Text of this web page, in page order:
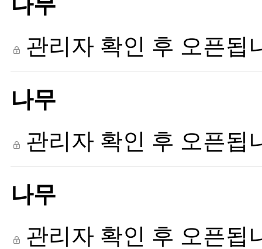
관리자 확인 후 오픈됩
나무
관리자 확인 후 오픈됩
나무
관리자 확인 후 오픈됩